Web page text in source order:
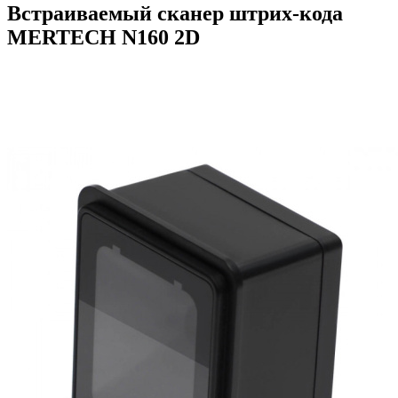
Встраиваемый сканер штрих-кода
MERTECH N160 2D